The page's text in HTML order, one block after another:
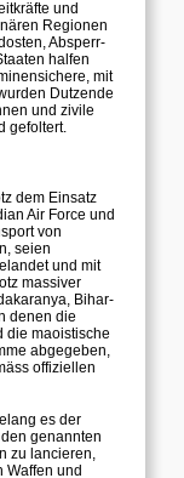
und
Regionen
Absperr-
halfen
mit
Dutzende
und zivile
gefoltert.
dem Einsatz
Air Force und
von
seien
und mit
massiver
Bihar-
denen die
die maoistische
abgegeben,
offiziellen
es der
genannten
zu lancieren,
Waffen und